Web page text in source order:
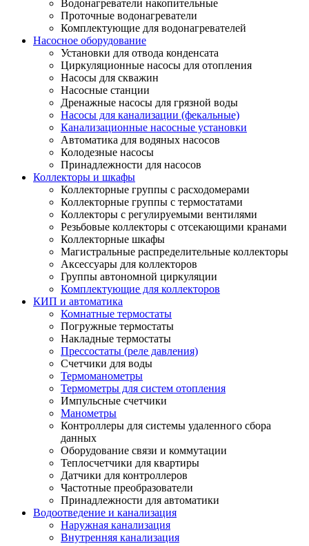
Водонагреватели накопительные
Проточные водонагреватели
Комплектующие для водонагревателей
Насосное оборудование
Установки для отвода конденсата
Циркуляционные насосы для отопления
Насосы для скважин
Насосные станции
Дренажные насосы для грязной воды
Насосы для канализации (фекальные)
Канализационные насосные установки
Автоматика для водяных насосов
Колодезные насосы
Принадлежности для насосов
Коллекторы и шкафы
Коллекторные группы с расходомерами
Коллекторные группы с термостатами
Коллекторы с регулируемыми вентилями
Резьбовые коллекторы с отсекающими кранами
Коллекторные шкафы
Магистральные распределительные коллекторы
Аксессуары для коллекторов
Группы автономной циркуляции
Комплектующие для коллекторов
КИП и автоматика
Комнатные термостаты
Погружные термостаты
Накладные термостаты
Прессостаты (реле давления)
Счетчики для воды
Термоманометры
Термометры для систем отопления
Импульсные счетчики
Манометры
Контроллеры для системы удаленного сбора
данных
Оборудование связи и коммутации
Теплосчетчики для квартиры
Датчики для контроллеров
Частотные преобразователи
Принадлежности для автоматики
Водоотведение и канализация
Наружная канализация
Внутренняя канализация